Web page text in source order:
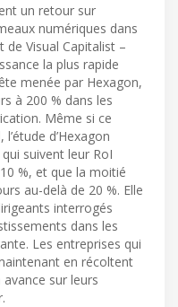
un retour sur
numériques dans
de Visual Capitalist –
la plus rapide
menée par Hexagon,
à 200 % dans les
Même si ce
d’Hexagon
suivent leur RoI
%, et que la moitié
au-delà de 20 %. Elle
interrogés
dans les
Les entreprises qui
en récoltent
sur leurs